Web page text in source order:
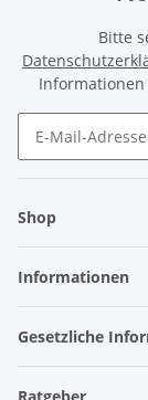
Bitte
Shop
Informationen
Gesetzliche